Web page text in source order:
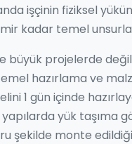
işçinin fiziksel
kadar temel
büyük projelerde
hazırlama ve
1 gün içinde
yük taşıma
şekilde monte